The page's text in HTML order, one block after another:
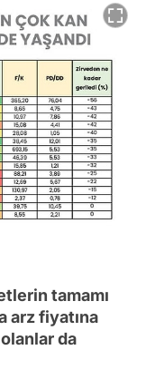
tamamı
arz fiyatına
da